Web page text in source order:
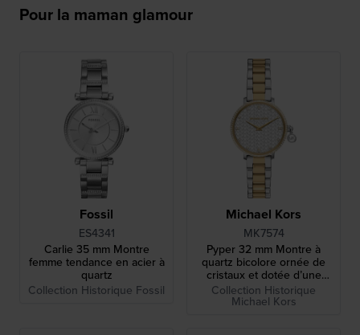
Pour la maman glamour
Fossil
ES4341
Carlie 35 mm Montre
femme tendance en acier à
quartz
Collection Historique Fossil
Michael Kors
MK7574
Pyper 32 mm Montre à
quartz bicolore ornée de
cristaux et dotée d’une
couronne pendentif unique
Collection Historique
Michael Kors